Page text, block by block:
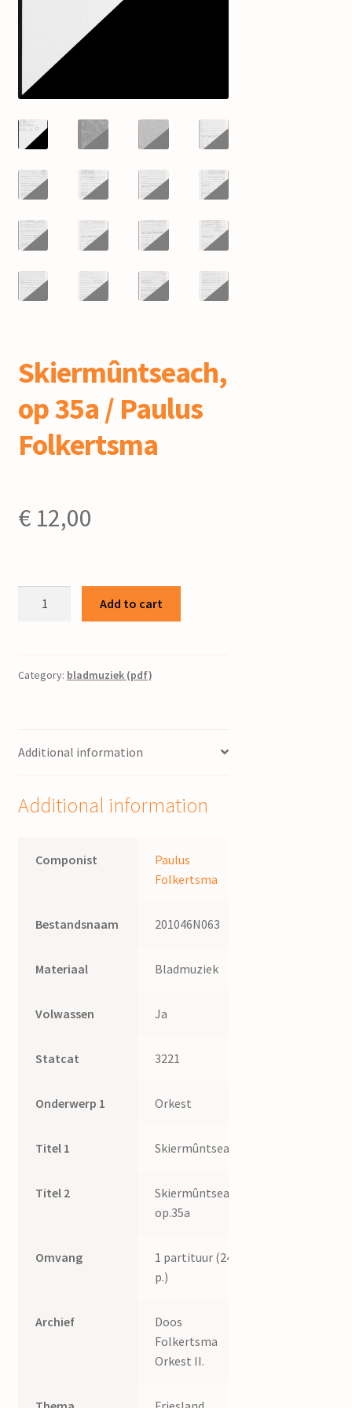
Skiermûntseach,
op 35a / Paulus
Folkertsma
€12,00
Paulus
Add to cart
Category: bladmuziek (pdf)
Additional information
Additional information
Componist
Paulus
Folkertsma
Bestandsnaam 201046N063
Materiaal Bladmuziek
Volwassen Ja
Statcat 3221
Onderwerp 1 Orkest
Titel 1 Skiermûntseach
Titel 2
Skiermûntseach,
op.35a
Omvang
1 partituur (24
p.)
Archief
Doos
Folkertsma
Orkest II.